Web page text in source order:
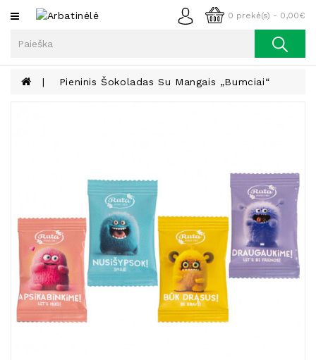
0 prekė(s) - 0,00€
Kategorijos
Kava
Riešutai
Becukriai
Saldėsiai
Saldėsiai
Gurmanams
Pieninis Šokoladas Su Mangais „Bumciai“